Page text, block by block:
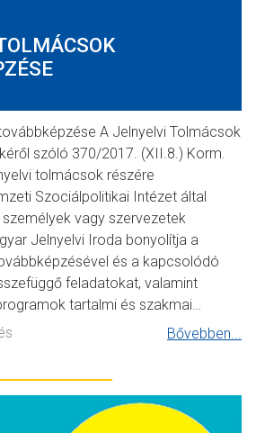
A Jelnyelvi Tolmácsok
szóló 370/2017. (XII.8.) Korm.
tolmácsok részére
Szociálpolitikai Intézet által
vagy szervezetek
Jelnyelvi Iroda bonyolítja a
és a kapcsolódó
feladatokat, valamint
tartalmi és szakmai…
Bővebben...